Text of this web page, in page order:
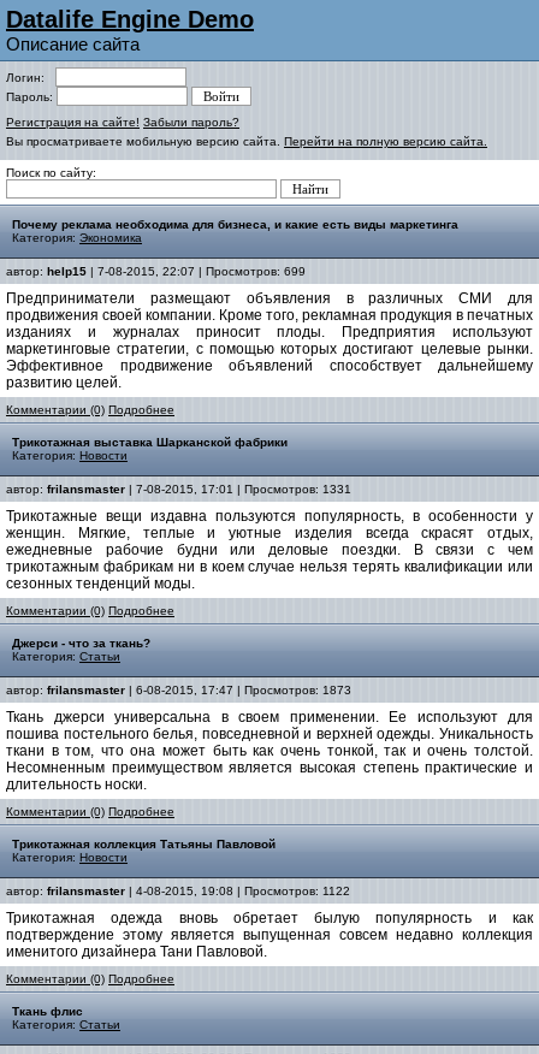
Datalife Engine Demo
Описание сайта
Логин:
Пароль:
Регистрация на сайте! Забыли пароль?
Вы просматриваете мобильную версию сайта. Перейти на полную версию сайта.
Поиск по сайту:
Почему реклама необходима для бизнеса, и какие есть виды маркетинга
Категория: Экономика
автор: help15 | 7-08-2015, 22:07 | Просмотров: 699
Предприниматели размещают объявления в различных СМИ для
продвижения своей компании. Кроме того, рекламная продукция в печатных
изданиях и журналах приносит плоды. Предприятия используют
маркетинговые стратегии, с помощью которых достигают целевые рынки.
Эффективное продвижение объявлений способствует дальнейшему
развитию целей.
Комментарии (0) Подробнее
Трикотажная выставка Шарканской фабрики
Категория: Новости
автор: frilansmaster | 7-08-2015, 17:01 | Просмотров: 1331
Трикотажные вещи издавна пользуются популярность, в особенности у
женщин. Мягкие, теплые и уютные изделия всегда скрасят отдых,
ежедневные рабочие будни или деловые поездки. В связи с чем
трикотажным фабрикам ни в коем случае нельзя терять квалификации или
сезонных тенденций моды.
Комментарии (0) Подробнее
Джерси - что за ткань?
Категория: Статьи
автор: frilansmaster | 6-08-2015, 17:47 | Просмотров: 1873
Ткань джерси универсальна в своем применении. Ее используют для
пошива постельного белья, повседневной и верхней одежды. Уникальность
ткани в том, что она может быть как очень тонкой, так и очень толстой.
Несомненным преимуществом является высокая степень практические и
длительность носки.
Комментарии (0) Подробнее
Трикотажная коллекция Татьяны Павловой
Категория: Новости
автор: frilansmaster | 4-08-2015, 19:08 | Просмотров: 1122
Трикотажная одежда вновь обретает былую популярность и как
подтверждение этому является выпущенная совсем недавно коллекция
именитого дизайнера Тани Павловой.
Комментарии (0) Подробнее
Ткань флис
Категория: Статьи